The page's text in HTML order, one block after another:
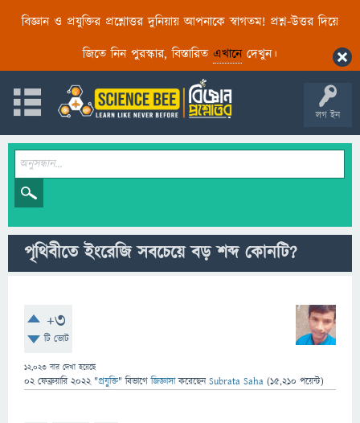
বিজ্ঞান ও প্রযুক্তির প্রশ্নোত্তর দুনিয়ায় আপনাকে স্বাগতম! প্রশ্ন-উত্তর দিয়ে
জিতে নিন পুরস্কার, বিস্তারিত এখানেদেখুন।
লগ ইন
পৃথিবীতে ইংরেজি সবচেয়ে বড় শব্দ কোনটি?
+3
টি ভোট
12,023 বার দেখা হয়েছে
02 ফেব্রুয়ারি 2022 "প্রযুক্তি" বিভাগে জিজ্ঞাসাকরেছেনSubrata Saha (15,210 পয়েন্ট)